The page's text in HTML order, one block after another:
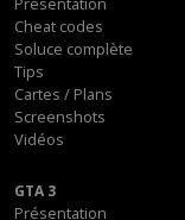
Cheat codes
Soluce complète
Tips
Cartes / Plans
Screenshots
Vidéos
GTA 3
Présentation